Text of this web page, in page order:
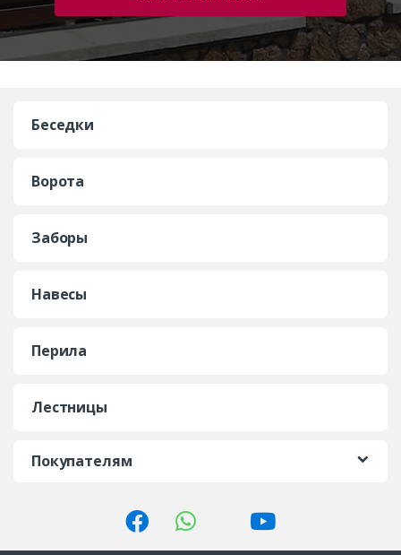
Беседки
Ворота
Заборы
Навесы
Перила
Лестницы
Покупателям